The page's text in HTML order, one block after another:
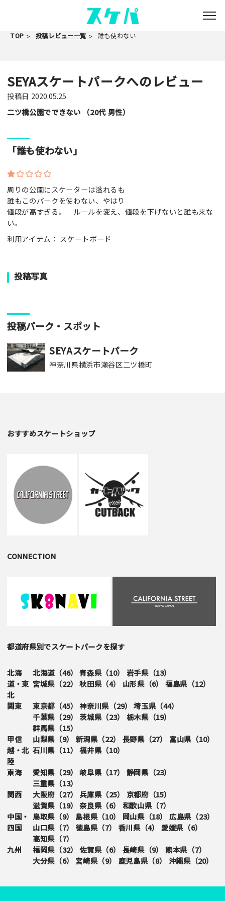
TOP 投稿レビュー一覧 誰も使わない
SEYAスケートパークへのレビュー
投稿日 2020.05.25
二ツ橋公園でできない （20代 男性）
「誰も使わない」
周りの公園にスケーターは溢れるも
誰もこのパークを使わない、やはり
値段が高すぎる。 ルールを変え、値段を下げないと誰も来な
い。
利用アイテム： スケートボード
投稿写真
投稿パーク・スポット
SEYAスケートパーク
神奈川県横浜市瀬谷区二ツ橋町
おすすめスケートショップ
CONNECTION
都道府県別でスケートパークを探す
北海
道・東
北
北海道（46） 青森県（10） 岩手県（13）
宮城県（22） 秋田県（4） 山形県（6） 福島県（12）
関東 東京都（45） 神奈川県（29） 埼玉県（44）
千葉県（29） 茨城県（23） 栃木県（19）
群馬県（15）
甲信
越・北
陸
山梨県（9） 新潟県（22） 長野県（27） 富山県（10）
石川県（11） 福井県（10）
東海 愛知県（29） 岐阜県（17） 静岡県（23）
三重県（13）
関西
大阪府（27） 兵庫県（25） 京都府（15）
滋賀県（19） 奈良県（6） 和歌山県（7）
中国・
四国
鳥取県（9） 島根県（10） 岡山県（18） 広島県（23）
山口県（7） 徳島県（7） 香川県（4） 愛媛県（6）
高知県（7）
九州
福岡県（32） 佐賀県（6） 長崎県（9） 熊本県（7）
大分県（6） 宮崎県（9） 鹿児島県（8） 沖縄県（20）